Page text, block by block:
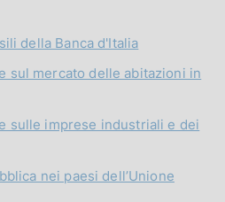
della Banca d'Italia
sul mercato delle abitazioni in
sulle imprese industriali e dei
nei paesi dell’Unione